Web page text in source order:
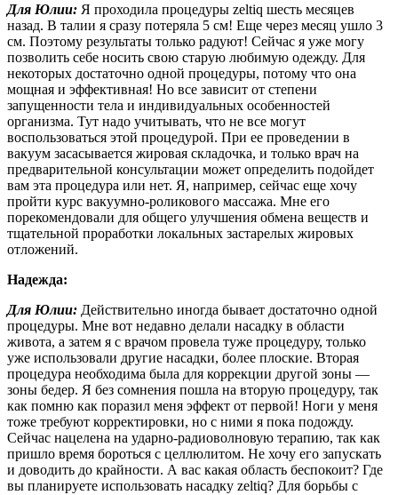
Для Юлии: Я проходила процедуры zeltiq шесть месяцев
назад. В талии я сразу потеряла 5 см! Еще через месяц ушло 3
см. Поэтому результаты только радуют! Сейчас я уже могу
позволить себе носить свою старую любимую одежду. Для
некоторых достаточно одной процедуры, потому что она
мощная и эффективная! Но все зависит от степени
запущенности тела и индивидуальных особенностей
организма. Тут надо учитывать, что не все могут
воспользоваться этой процедурой. При ее проведении в
вакуум засасывается жировая складочка, и только врач на
предварительной консультации может определить подойдет
вам эта процедура или нет. Я, например, сейчас еще хочу
пройти курс вакуумно-роликового массажа. Мне его
порекомендовали для общего улучшения обмена веществ и
тщательной проработки локальных застарелых жировых
отложений.
Надежда:
Для Юлии: Действительно иногда бывает достаточно одной
процедуры. Мне вот недавно делали насадку в области
живота, а затем я с врачом провела туже процедуру, только
уже использовали другие насадки, более плоские. Вторая
процедура необходима была для коррекции другой зоны —
зоны бедер. Я без сомнения пошла на вторую процедуру, так
как помню как поразил меня эффект от первой! Ноги у меня
тоже требуют корректировки, но с ними я пока подожду.
Сейчас нацелена на ударно-радиоволновую терапию, так как
пришло время бороться с целлюлитом. Не хочу его запускать
и доводить до крайности. А вас какая область беспокоит? Где
вы планируете использовать насадку zeltiq? Для борьбы с